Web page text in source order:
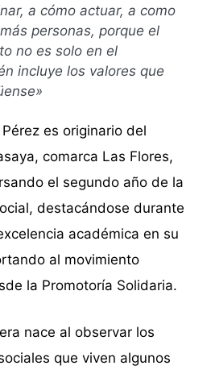
a cómo actuar, a como
personas, porque el
no es solo en el
incluye los valores que
es originario del
comarca Las Flores,
el segundo año de la
destacándose durante
académica en su
al movimiento
la Promotoría Solidaria.
nace al observar los
que viven algunos